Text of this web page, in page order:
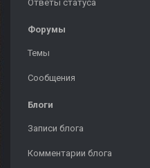
Ответы статуса
Форумы
Темы
Сообщения
Блоги
Записи блога
Комментарии блога